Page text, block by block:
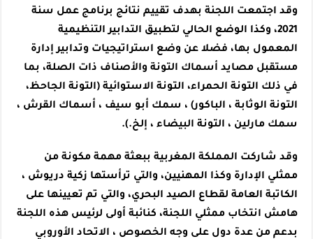
وقد اجتمعت اللجنة بهدف تقييم نتائج برنامج عمل سنة
2021، وكذا الوضع الحالي لتطبيق التدابير التنظيمية
المعمول بها، فضلا عن وضع استراتيجيات وتدابير إدارة
مستقبل مصايد أسماك التونة والأصناف ذات الصلة، بما
في ذلك التونة الحمراء، التونة الاستوائية (التونة الجاحظ،
التونة الوثابة ، الباكور) ، سمك أبو سيف ، أسماك القرش ،
سمك مارلين ، التونة البيضاء ، إلخ.).
وقد شاركت المملكة المغربية ببعثة مهمة مكونة من
ممثلي الإدارة وكذا المهنيين، والتي ترأستها زكية دريوش ،
الكاتبة العامة لقطاع الصيد البحري، والتي تم تعيينها على
هامش انتخاب ممثلي اللجنة، كنائبة أولى لرئيس هذه اللجنة
بدعم من عدة دول على وجه الخصوص ، الاتحاد الأوروبي